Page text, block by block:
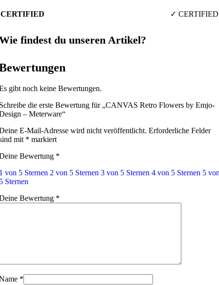
CERTIFIED ✓ CERTIFIED
findest du unseren Artikel?
gibt noch keine Bewertungen.
die erste Bewertung für „CANVAS Retro Flowers by Emjo-
– Meterware“
E-Mail-Adresse wird nicht veröffentlicht. Erforderliche Felder
mit * markiert
Bewertung *
von 5 Sternen 2 von 5 Sternen 3 von 5 Sternen 4 von 5 Sternen 5
Sternen
Bewertung *
*